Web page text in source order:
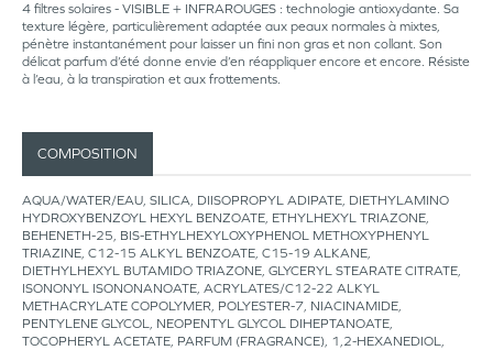
4 filtres solaires - VISIBLE + INFRAROUGES : technologie antioxydante. Sa
texture légère, particulièrement adaptée aux peaux normales à mixtes,
pénètre instantanément pour laisser un fini non gras et non collant. Son
délicat parfum d’été donne envie d’en réappliquer encore et encore. Résiste
à l’eau, à la transpiration et aux frottements.
COMPOSITION
AQUA/WATER/EAU, SILICA, DIISOPROPYL ADIPATE, DIETHYLAMINO
HYDROXYBENZOYL HEXYL BENZOATE, ETHYLHEXYL TRIAZONE,
BEHENETH-25, BIS-ETHYLHEXYLOXYPHENOL METHOXYPHENYL
TRIAZINE, C12-15 ALKYL BENZOATE, C15-19 ALKANE,
DIETHYLHEXYL BUTAMIDO TRIAZONE, GLYCERYL STEARATE CITRATE,
ISONONYL ISONONANOATE, ACRYLATES/C12-22 ALKYL
METHACRYLATE COPOLYMER, POLYESTER-7, NIACINAMIDE,
PENTYLENE GLYCOL, NEOPENTYL GLYCOL DIHEPTANOATE,
TOCOPHERYL ACETATE, PARFUM (FRAGRANCE), 1,2-HEXANEDIOL,